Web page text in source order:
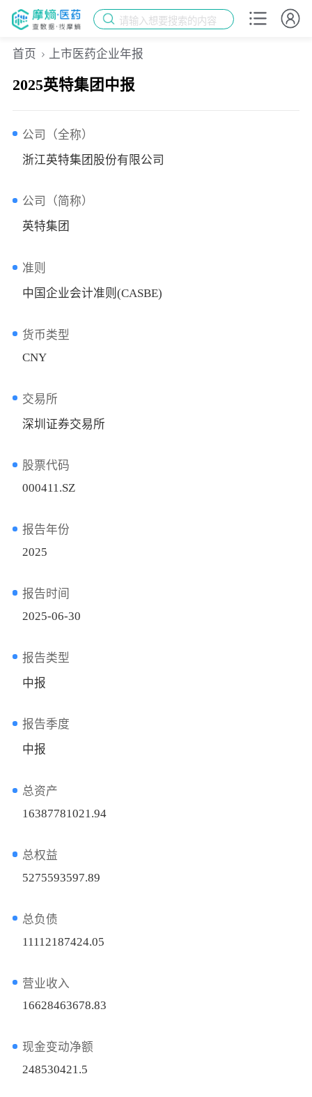
请输入想要搜索的内容
首页 上市医药企业年报
2025英特集团中报
公司（全称）
浙江英特集团股份有限公司
公司（简称）
英特集团
准则
中国企业会计准则(CASBE)
货币类型
CNY
交易所
深圳证券交易所
股票代码
000411.SZ
报告年份
2025
报告时间
2025-06-30
报告类型
中报
报告季度
中报
总资产
16387781021.94
总权益
5275593597.89
总负债
11112187424.05
营业收入
16628463678.83
现金变动净额
248530421.5